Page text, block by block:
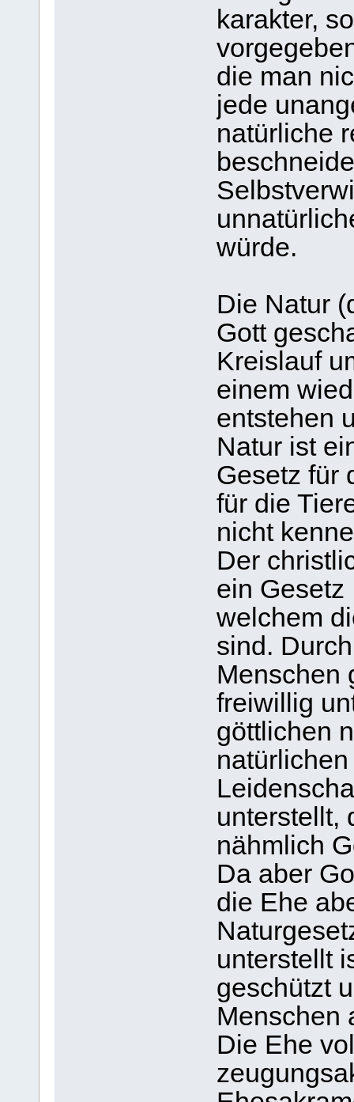
karakter,
die man
jede
natürliche
würde.
Die Natur
Gott
Kreislauf
einem
entstehen
Natur ist
Gesetz für
für die
nicht
Der
ein Gesetz
welchem
sind.
Menschen
freiwillig
göttlichen
unterstellt,
nähmlich
Da aber
die Ehe
unterstellt
geschützt
Menschen
Die Ehe